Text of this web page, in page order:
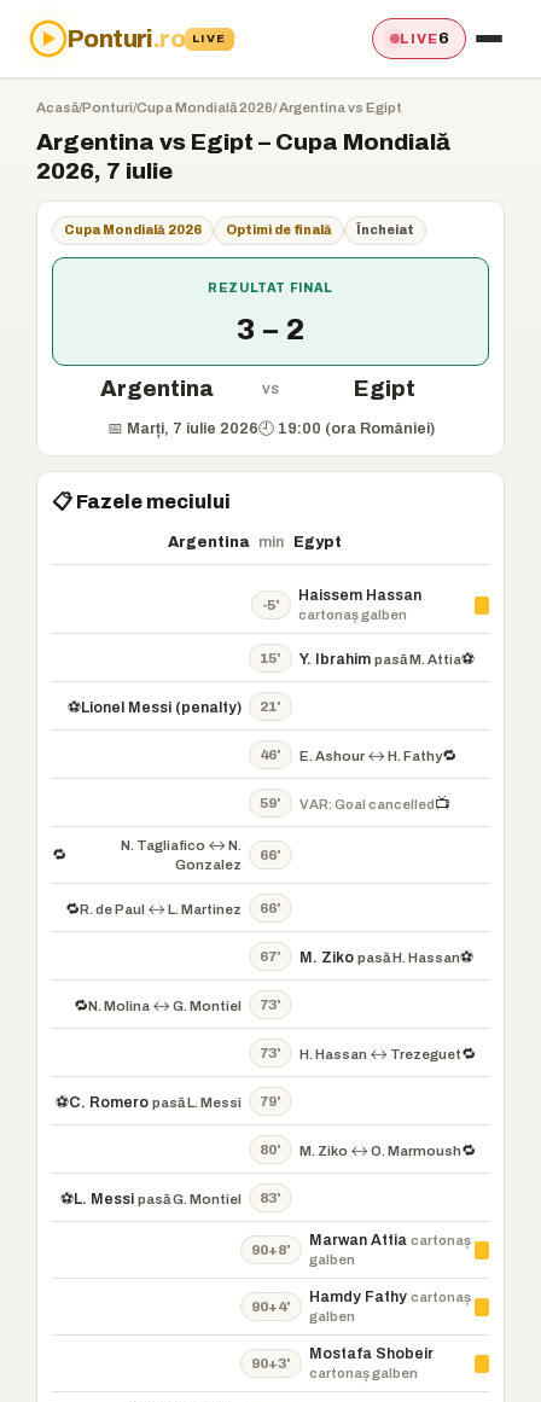
Ponturi.ro LIVE LIVE6
Acasă/Ponturi/Cupa Mondială 2026/ Argentina vs Egipt
Argentina vs Egipt – Cupa Mondială
2026, 7 iulie
Cupa Mondială 2026 Optimi de finală Încheiat
REZULTAT FINAL
3 – 2
Argentina vs Egipt
📅 Marți, 7 iulie 2026🕘 19:00 (ora României)
📋 Fazele meciului
Argentina min Egypt
-5'
Haissem Hassan
cartonaș galben
15' ⚽
Y. Ibrahim pasă M. Attia
⚽Lionel Messi (penalty) 21'
46' 🔁
E. Ashour ↔ H. Fathy
59' 📺
VAR: Goal cancelled
🔁
N. Tagliafico ↔ N.
Gonzalez
66'
🔁R. de Paul ↔ L. Martinez 66'
67' ⚽
M. Ziko pasă H. Hassan
🔁N. Molina ↔ G. Montiel 73'
73' 🔁
H. Hassan ↔ Trezeguet
⚽C. Romero pasă L. Messi 79'
80' 🔁
M. Ziko ↔ O. Marmoush
⚽L. Messi pasă G. Montiel 83'
90+8'
Marwan Attia cartonaș
galben
90+4'
Hamdy Fathy cartonaș
galben
90+3'
Mostafa Shobeir
cartonaș galben